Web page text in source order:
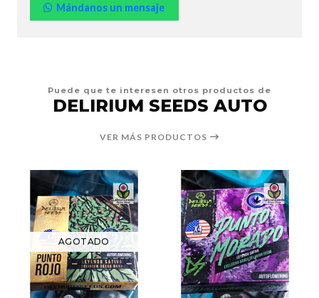
Mándanos un mensaje
Puede que te interesen otros productos de
DELIRIUM SEEDS AUTO
VER MÁS PRODUCTOS
AGOTADO